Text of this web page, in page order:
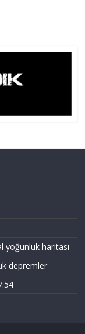
yoğunluk haritası
depremler